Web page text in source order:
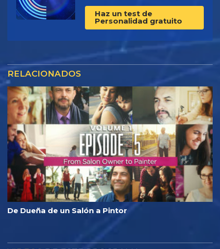
Haz un test de
Personalidad gratuito
RELACIONADOS
De Dueña de un Salón a Pintor